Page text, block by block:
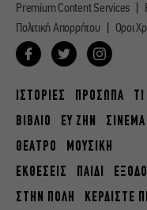
Premium Content Services
Πολιτική Απορρήτου
Οροι
ΙΣΤΟΡΙΕΣ ΠΡΟΣΩΠΑ
ΒΙΒΛΙΟ
ΕΥ ΖΗΝ
ΣΙΝΕΜΑ
ΘΕΑΤΡΟ
ΜΟΥΣΙΚΗ
ΕΚΘΕΣΕΙΣ
ΠΑΙΔΙ
ΣΤΗΝ ΠΟΛΗ
ΚΕΡΔΙΣΤΕ